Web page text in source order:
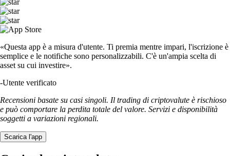
«Questa app è a misura d'utente. Ti premia mentre impari, l'iscrizione è
semplice e le notifiche sono personalizzabili. C'è un'ampia scelta di
asset su cui investire».
-Utente verificato
Recensioni basate su casi singoli. Il trading di criptovalute è rischioso
e può comportare la perdita totale del valore. Servizi e disponibilità
soggetti a variazioni regionali.
Scarica l'app